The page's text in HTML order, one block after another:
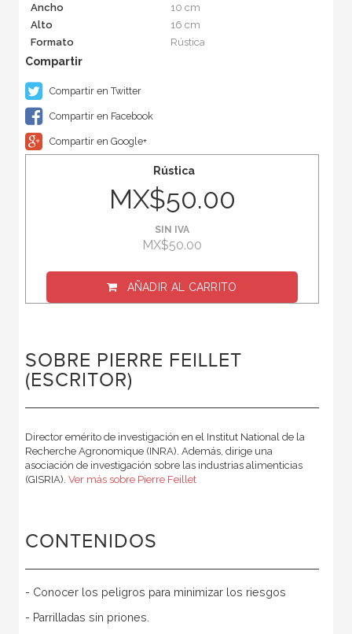
Ancho
10 cm
Alto
16 cm
Formato
Rústica
Compartir en Twitter
Compartir en Facebook
Compartir en Google+
Rústica
MX$50.00
SIN IVA
MX$50.00
AÑADIR AL CARRITO
SOBRE PIERRE FEILLET
(ESCRITOR)
Director emérito de investigación en el Institut National de la
Recherche Agronomique (INRA). Además, dirige una
asociación de investigación sobre las industrias alimenticias
(GISRIA). Ver más sobre Pierre Feillet
CONTENIDOS
- Conocer los peligros para minimizar los riesgos
- Parrilladas sin priones.